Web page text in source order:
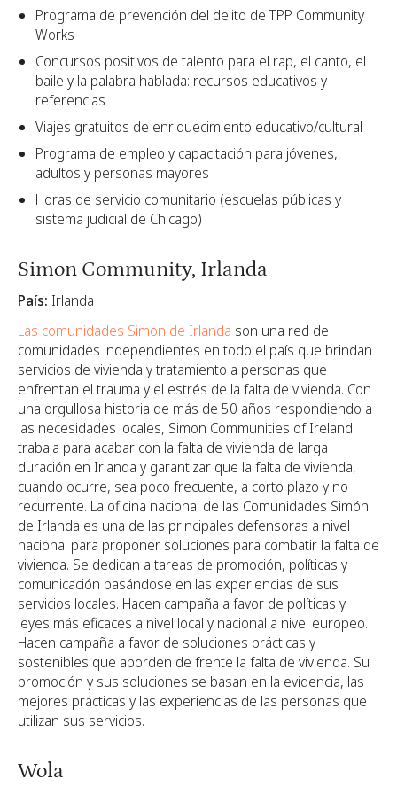
Programa de prevención del delito de TPP Community
Works
Concursos positivos de talento para el rap, el canto, el
baile y la palabra hablada: recursos educativos y
referencias
Viajes gratuitos de enriquecimiento educativo/cultural
Programa de empleo y capacitación para jóvenes,
adultos y personas mayores
Horas de servicio comunitario (escuelas públicas y
sistema judicial de Chicago)
Simon Community, Irlanda
País: Irlanda
Las comunidades Simon de Irlanda son una red de
comunidades independientes en todo el país que brindan
servicios de vivienda y tratamiento a personas que
enfrentan el trauma y el estrés de la falta de vivienda. Con
una orgullosa historia de más de 50 años respondiendo a
las necesidades locales, Simon Communities of Ireland
trabaja para acabar con la falta de vivienda de larga
duración en Irlanda y garantizar que la falta de vivienda,
cuando ocurre, sea poco frecuente, a corto plazo y no
recurrente. La oficina nacional de las Comunidades Simón
de Irlanda es una de las principales defensoras a nivel
nacional para proponer soluciones para combatir la falta de
vivienda. Se dedican a tareas de promoción, políticas y
comunicación basándose en las experiencias de sus
servicios locales. Hacen campaña a favor de políticas y
leyes más eficaces a nivel local y nacional a nivel europeo.
Hacen campaña a favor de soluciones prácticas y
sostenibles que aborden de frente la falta de vivienda. Su
promoción y sus soluciones se basan en la evidencia, las
mejores prácticas y las experiencias de las personas que
utilizan sus servicios.
Wola